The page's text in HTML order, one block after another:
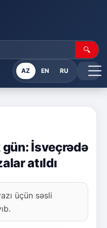
🔍
AZ EN RU
İsveçrədə
atıldı
üçün səsli